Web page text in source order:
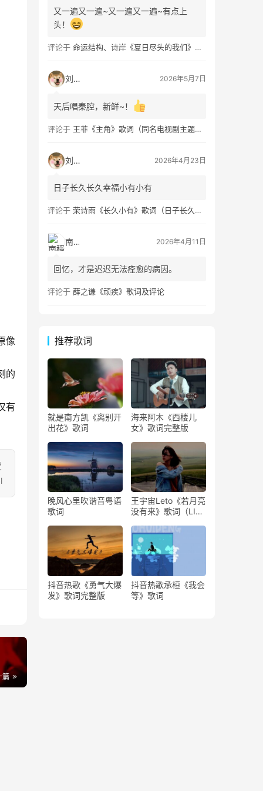
像
的
有
篇
又一遍又一遍~又一遍又一遍~有点上
头！
评论于 命运结构、诗岸《夏日尽头的我们》歌词及钢琴谱免费获取
刘看山 2026年5月7日
天后唱秦腔，新鲜~！
评论于 王菲《主角》歌词（同名电视剧主题曲）
刘看山 2026年4月23日
日子长久长久幸福小有小有
评论于 荣诗雨《长久小有》歌词（日子长久幸福小有）
南穑 2026年4月11日
回忆，才是迟迟无法痊愈的病因。
评论于 薛之谦《顽疾》歌词及评论
推荐歌词
就是南方凯《离别开
出花》歌词
海来阿木《西楼儿
女》歌词完整版
晚风心里吹谐音粤语
歌词
王宇宙Leto《若月亮
没有来》歌词（LIVE
抖音热歌《勇气大爆
发》歌词完整版
抖音热歌承桓《我会
等》歌词